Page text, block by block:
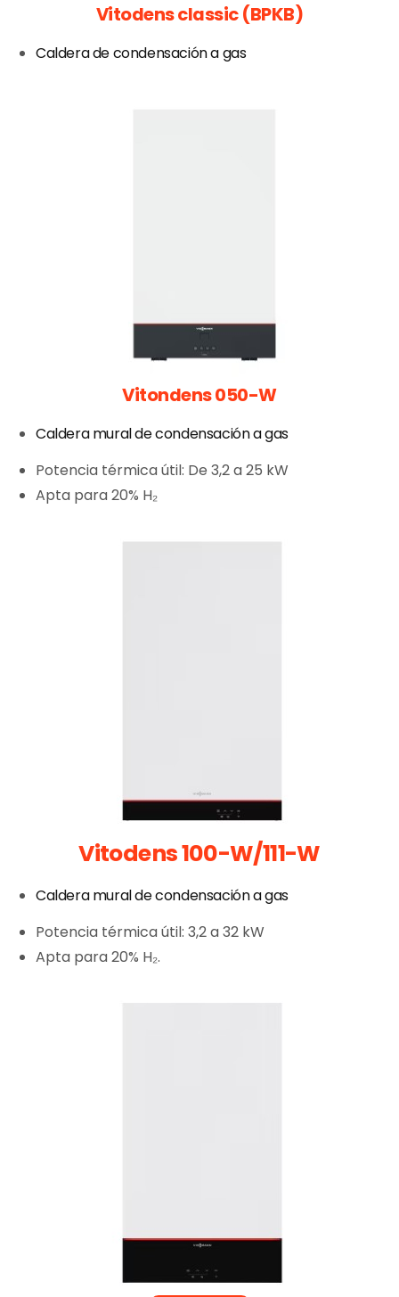
Vitodens classic (BPKB)
Caldera de condensación a gas
Vitondens 050-W
Caldera mural de condensación a gas
Potencia térmica útil: De 3,2 a 25 kW
Apta para 20% H₂
Vitodens 100-W/111-W
Caldera mural de condensación a gas
Potencia térmica útil: 3,2 a 32 kW
Apta para 20% H₂.